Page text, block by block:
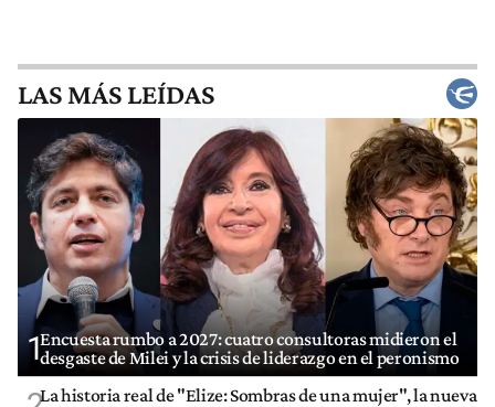
LAS MÁS LEÍDAS
1Encuesta rumbo a 2027: cuatro consultoras midieron el
desgaste de Milei y la crisis de liderazgo en el peronismo
La historia real de "Elize: Sombras de una mujer", la nueva